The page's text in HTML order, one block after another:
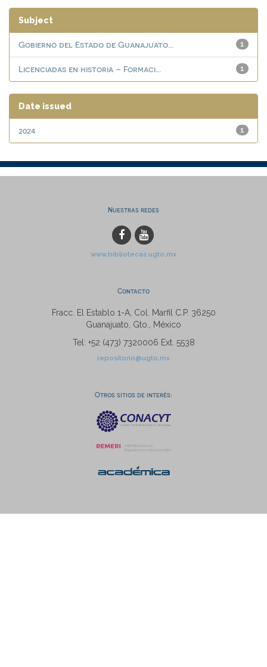
Subject
1
Gobierno del Estado de Guanajuato...
1
Licenciadas en historia – Formaci...
Date issued
1
2024
Nuestras redes
www.bibliotecas.ugto.mx
Contacto
Fracc. El Establo 1-A, Col. Marfil C.P. 36250
Guanajuato, Gto., México
Tel: +52 (473) 7320006 Ext. 5538
repositorio@ugto.mx
Otros sitios de interés: